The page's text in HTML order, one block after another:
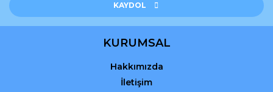
Ürün açıklamasında eksik bilgiler bulunuyor.
Ürün fiyatı diğer sitelerden daha pahalı.
KAYDOL
KURUMSAL
Hakkımızda
İletişim